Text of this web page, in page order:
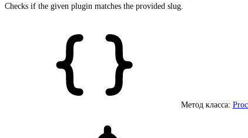
Checks if the given plugin matches the provided slug.
Метод класса: